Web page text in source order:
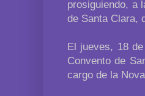
prosiguiendo, a
de Santa Clara,
El jueves, 18
Convento de
cargo de la